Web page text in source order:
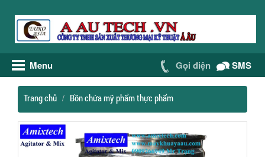
Menu Gọi điện SMS
Trang chủ Bồn chứa mỹ phẩm thực phẩm